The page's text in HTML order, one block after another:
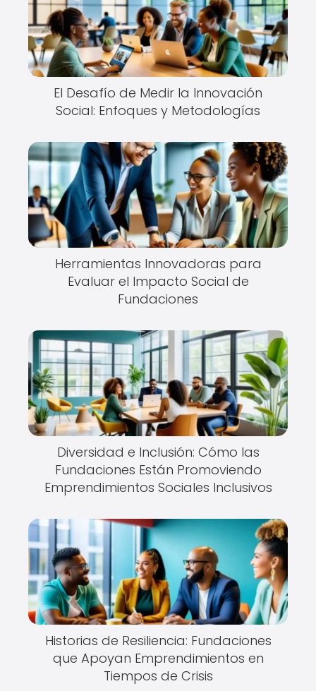
El Desafío de Medir la Innovación
Social: Enfoques y Metodologías
Herramientas Innovadoras para
Evaluar el Impacto Social de
Fundaciones
Diversidad e Inclusión: Cómo las
Fundaciones Están Promoviendo
Emprendimientos Sociales Inclusivos
Historias de Resiliencia: Fundaciones
que Apoyan Emprendimientos en
Tiempos de Crisis